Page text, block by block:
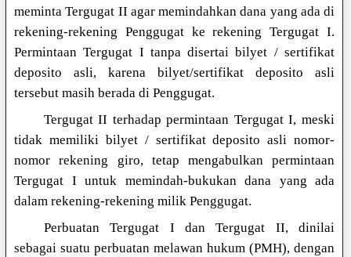
meminta Tergugat II agar memindahkan dana yang ada di
rekening-rekening Penggugat ke rekening Tergugat I.
Permintaan Tergugat I tanpa disertai bilyet / sertifikat
deposito asli, karena bilyet/sertifikat deposito asli
tersebut masih berada di Penggugat.
Tergugat II terhadap permintaan Tergugat I, meski
tidak memiliki bilyet / sertifikat deposito asli nomor-
nomor rekening giro, tetap mengabulkan permintaan
Tergugat I untuk memindah-bukukan dana yang ada
dalam rekening-rekening milik Penggugat.
Perbuatan Tergugat I dan Tergugat II, dinilai
sebagai suatu perbuatan melawan hukum (PMH), dengan